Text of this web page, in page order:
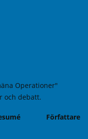
Operationer"
och debatt.
Författare